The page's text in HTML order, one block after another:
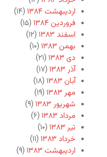
اردیبهشت ۱۳۸۴
(۱۴)
فروردین ۱۳۸۴
(۱۵)
اسفند ۱۳۸۳
(۱۲)
بهمن ۱۳۸۳
(۱۰)
دی ۱۳۸۳
(۲۱)
آذر ۱۳۸۳
(۱۷)
آبان ۱۳۸۳
(۱۸)
مهر ۱۳۸۳
(۱۹)
شهریور ۱۳۸۳
(۹)
مرداد ۱۳۸۳
(۶)
تیر ۱۳۸۳
(۱۰)
خرداد ۱۳۸۳
(۱۱)
اردیبهشت ۱۳۸۳
(۹)